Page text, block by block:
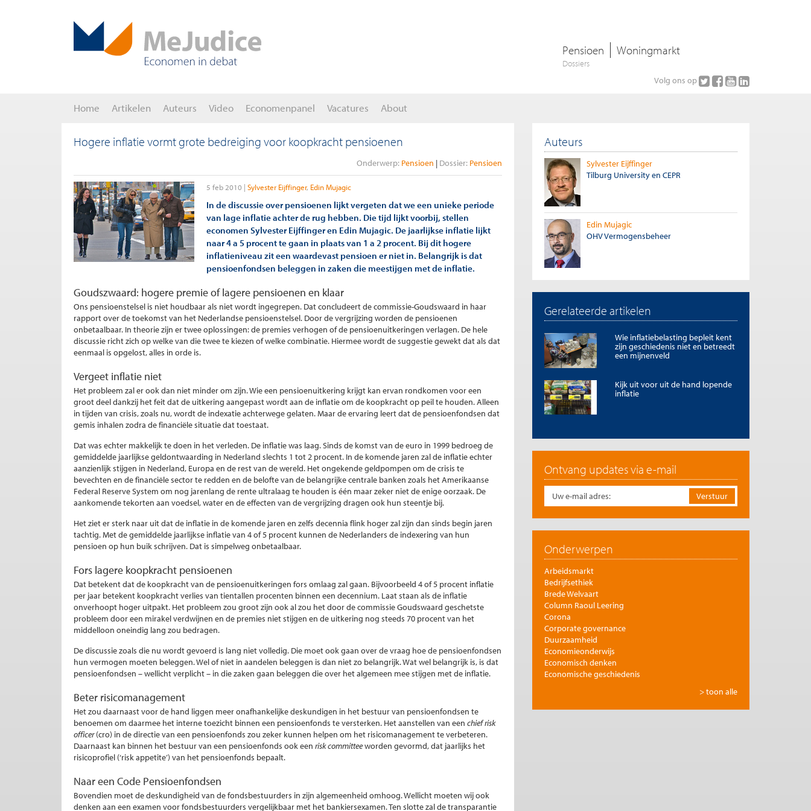
Pensioen Woningmarkt
Dossiers
Volg ons op
Home Artikelen Auteurs Video Economenpanel Vacatures About
Hogere inflatie vormt grote bedreiging voor koopkracht pensioenen
Onderwerp: Pensioen Dossier: Pensioen
5 feb 2010 Sylvester Eijffinger Edin Mujagic
In de discussie over pensioenen lijkt vergeten dat we een unieke periode
van lage inflatie achter de rug hebben. Die tijd lijkt voorbij, stellen
economen Sylvester Eijffinger en Edin Mujagic. De jaarlijkse inflatie lijkt
naar 4 a 5 procent te gaan in plaats van 1 a 2 procent. Bij dit hogere
inflatieniveau zit een waardevast pensioen er niet in. Belangrijk is dat
pensioenfondsen beleggen in zaken die meestijgen met de inflatie.
Goudszwaard: hogere premie of lagere pensioenen en klaar
Ons pensioenstelsel is niet houdbaar als niet wordt ingegrepen. Dat concludeert de commissie-Goudswaard in haar
rapport over de toekomst van het Nederlandse pensioenstelsel. Door de vergrijzing worden de pensioenen
onbetaalbaar. In theorie zijn er twee oplossingen: de premies verhogen of de pensioenuitkeringen verlagen. De hele
discussie richt zich op welke van die twee te kiezen of welke combinatie. Hiermee wordt de suggestie gewekt dat als dat
eenmaal is opgelost, alles in orde is.
Vergeet inflatie niet
Het probleem zal er ook dan niet minder om zijn. Wie een pensioenuitkering krijgt kan ervan rondkomen voor een
groot deel dankzij het feit dat de uitkering aangepast wordt aan de inflatie om de koopkracht op peil te houden. Alleen
in tijden van crisis, zoals nu, wordt de indexatie achterwege gelaten. Maar de ervaring leert dat de pensioenfondsen dat
gemis inhalen zodra de financiële situatie dat toestaat.
Dat was echter makkelijk te doen in het verleden. De inflatie was laag. Sinds de komst van de euro in 1999 bedroeg de
gemiddelde jaarlijkse geldontwaarding in Nederland slechts 1 tot 2 procent. In de komende jaren zal de inflatie echter
aanzienlijk stijgen in Nederland, Europa en de rest van de wereld. Het ongekende geldpompen om de crisis te
bevechten en de financiële sector te redden en de belofte van de belangrijke centrale banken zoals het Amerikaanse
Federal Reserve System om nog jarenlang de rente ultralaag te houden is één maar zeker niet de enige oorzaak. De
aankomende tekorten aan voedsel, water en de effecten van de vergrijzing dragen ook hun steentje bij.
Het ziet er sterk naar uit dat de inflatie in de komende jaren en zelfs decennia flink hoger zal zijn dan sinds begin jaren
tachtig. Met de gemiddelde jaarlijkse inflatie van 4 of 5 procent kunnen de Nederlanders de indexering van hun
pensioen op hun buik schrijven. Dat is simpelweg onbetaalbaar.
Fors lagere koopkracht pensioenen
Dat betekent dat de koopkracht van de pensioenuitkeringen fors omlaag zal gaan. Bijvoorbeeld 4 of 5 procent inflatie
per jaar betekent koopkracht verlies van tientallen procenten binnen een decennium. Laat staan als de inflatie
onverhoopt hoger uitpakt. Het probleem zou groot zijn ook al zou het door de commissie Goudswaard geschetste
probleem door een mirakel verdwijnen en de premies niet stijgen en de uitkering nog steeds 70 procent van het
middelloon oneindig lang zou bedragen.
De discussie zoals die nu wordt gevoerd is lang niet volledig. Die moet ook gaan over de vraag hoe de pensioenfondsen
hun vermogen moeten beleggen. Wel of niet in aandelen beleggen is dan niet zo belangrijk. Wat wel belangrijk is, is dat
pensioenfondsen – wellicht verplicht – in die zaken gaan beleggen die over het algemeen mee stijgen met de inflatie.
Beter risicomanagement
Het zou daarnaast voor de hand liggen meer onafhankelijke deskundigen in het bestuur van pensioenfondsen te
benoemen om daarmee het interne toezicht binnen een pensioenfonds te versterken. Het aanstellen van een chief risk
officer(cro) in de directie van een pensioenfonds zou zeker kunnen helpen om het risicomanagement te verbeteren.
Daarnaast kan binnen het bestuur van een pensioenfonds ook een risk committeeworden gevormd, dat jaarlijks het
risicoprofiel (‘risk appetite’) van het pensioenfonds bepaalt.
Naar een Code Pensioenfondsen
Bovendien moet de deskundigheid van de fondsbestuurders in zijn algemeenheid omhoog. Wellicht moeten wij ook
denken aan een examen voor fondsbestuurders vergelijkbaar met het bankiersexamen. Ten slotte zal de transparantie
Auteurs
Sylvester Eijffinger
Tilburg University en CEPR
Edin Mujagic
OHV Vermogensbeheer
Gerelateerde artikelen
Wie inflatiebelasting bepleit kent
zijn geschiedenis niet en betreedt
een mijnenveld
Kijk uit voor uit de hand lopende
inflatie
Ontvang updates via e-mail
Onderwerpen
Arbeidsmarkt
Bedrijfsethiek
Brede Welvaart
Column Raoul Leering
Corona
Corporate governance
Duurzaamheid
Economieonderwijs
Economisch denken
Economische geschiedenis
Filosofie en economie
> toon alle